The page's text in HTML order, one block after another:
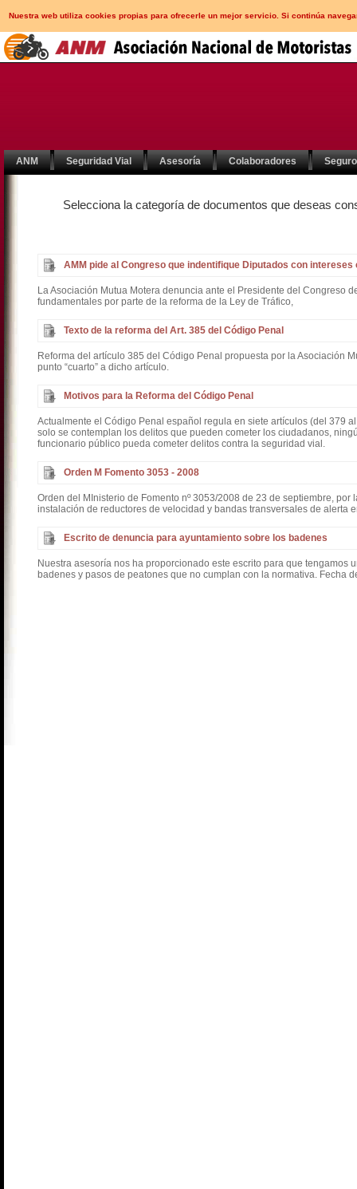
Nuestra web utiliza cookies propias para ofrecerle un mejor servicio. Si continúa
ANM Seguridad Vial Asesoría Colaboradores
Selecciona la categoría de documentos que deseas
AMM pide al Congreso que indentifique Diputados con
La Asociación Mutua Motera denuncia ante el Presidente del Congreso
fundamentales por parte de la reforma de la Ley de Tráfico,
Texto de la reforma del Art. 385 del Código Penal
Reforma del artículo 385 del Código Penal propuesta por la Asociación
punto “cuarto” a dicho artículo.
Motivos para la Reforma del Código Penal
Actualmente el Código Penal español regula en siete artículos (del 379
solo se contemplan los delitos que pueden cometer los ciudadanos,
funcionario público pueda cometer delitos contra la seguridad vial.
Orden M Fomento 3053 - 2008
Orden del MInisterio de Fomento nº 3053/2008 de 23 de septiembre,
instalación de reductores de velocidad y bandas transversales de alerta
Escrito de denuncia para ayuntamiento sobre los badenes
Nuestra asesoría nos ha proporcionado este escrito para que tengamos
badenes y pasos de peatones que no cumplan con la normativa. Fecha